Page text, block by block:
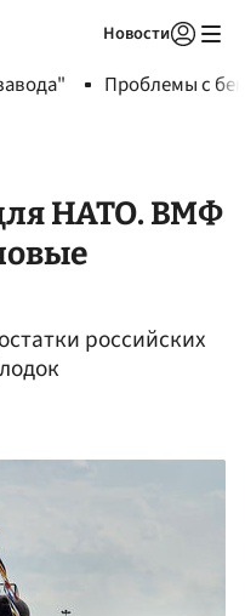
Новости
Проблемы с
НАТО. ВМФ
российских